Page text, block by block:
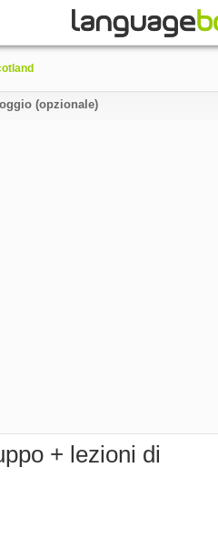
(opzionale)
+ lezioni di